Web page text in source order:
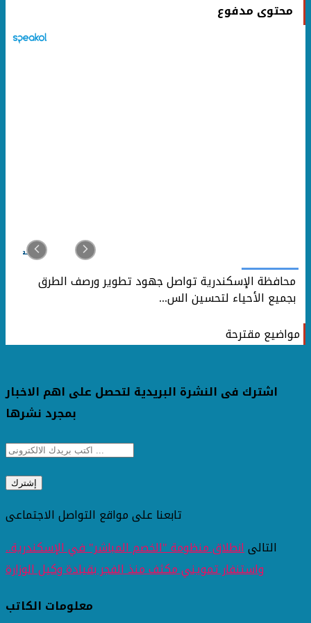
محتوى مدفوع
محافظة الإسكندرية تواصل جهود تطوير ورصف الطرق
بجميع الأحياء لتحسين الس...
مواضيع مقترحة
اشترك فى النشرة البريدية لتحصل على اهم الاخبار
بمجرد نشرها
تابعنا على مواقع التواصل الاجتماعى
التالىانطلاق منظومة "الخصم المباشر" في الإسكندرية..
واستنفار تمويني مكثف منذ الفجر بقيادة وكيل الوزارة
معلومات الكاتب